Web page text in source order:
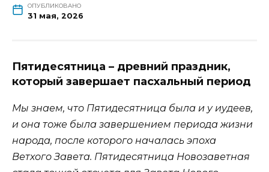
ОПУБЛИКОВАНО
31 мая, 2026
Пятидесятница – древний праздник,
который завершает пасхальный период
Мы знаем, что Пятидесятница была и у иудеев,
и она тоже была завершением периода жизни
народа, после которого началась эпоха
Ветхого Завета. Пятидесятница Новозаветная